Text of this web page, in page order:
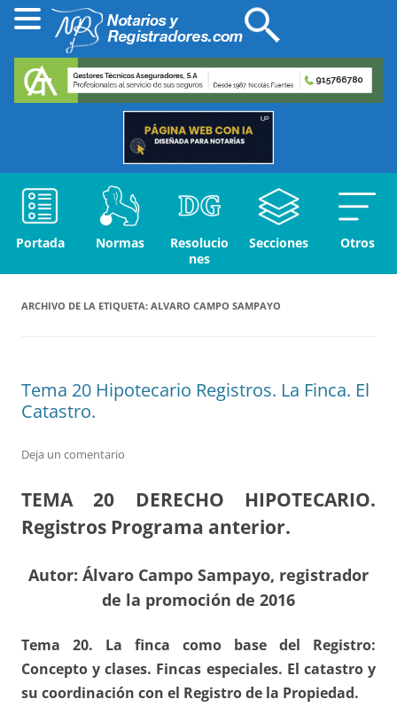
Portada Normas
Resolucio
nes
Secciones Otros
ARCHIVO DE LA ETIQUETA: ALVARO CAMPO SAMPAYO
Tema 20 Hipotecario Registros. La Finca. El
Catastro.
Deja un comentario
TEMA 20 DERECHO HIPOTECARIO.
Registros Programa anterior.
Autor: Álvaro Campo Sampayo, registrador
de la promoción de 2016
Tema 20. La finca como base del Registro:
Concepto y clases. Fincas especiales. El catastro y
su coordinación con el Registro de la Propiedad.